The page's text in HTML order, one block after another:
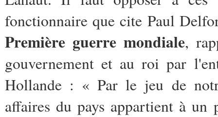
fonctionnaire que cite Paul
Première guerre mondiale,
gouvernement et au roi par
Hollande : « Par le jeu de
affaires du pays appartient à